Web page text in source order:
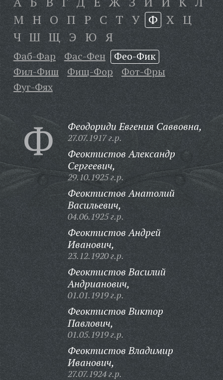
М Н О П Р С Т У Ф Х Ц
Ч Ш Щ Э Ю Я
Фаб-Фар Фас-Фен
Фео-Фик
Фил-Фиш
Фищ-Фор
Фот-Фры
Фуг-Фях
Ф Феодориди Евгения Саввовна,
27.07.1917 г.р.
Феоктистов Александр
Сергеевич,
29.10.1925 г.р.
Феоктистов Анатолий
Васильевич,
04.06.1925 г.р.
Феоктистов Андрей
Иванович,
23.12.1920 г.р.
Феоктистов Василий
Андрианович,
01.01.1919 г.р.
Феоктистов Виктор
Павлович,
01.05.1919 г.р.
Феоктистов Владимир
Иванович,
27.07.1924 г.р.